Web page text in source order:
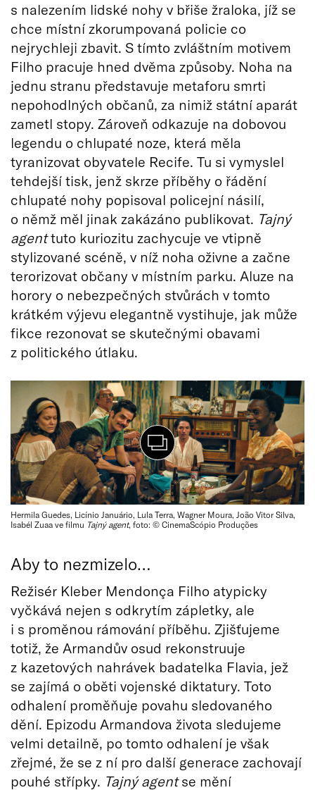
s nalezením lidské nohy v břiše žraloka, jíž se
chce místní zkorumpovaná policie co
nejrychleji zbavit. S tímto zvláštním motivem
Filho pracuje hned dvěma způsoby. Noha na
jednu stranu představuje metaforu smrti
nepohodlných občanů, za nimiž státní aparát
zametl stopy. Zároveň odkazuje na dobovou
legendu o chlupaté noze, která měla
tyranizovat obyvatele Recife. Tu si vymyslel
tehdejší tisk, jenž skrze příběhy o řádění
chlupaté nohy popisoval policejní násilí,
o němž měl jinak zakázáno publikovat. Tajný
agenttuto kuriozitu zachycuje ve vtipně
stylizované scéně, v níž noha oživne a začne
terorizovat občany v místním parku. Aluze na
horory o nebezpečných stvůrách v tomto
krátkém výjevu elegantně vystihuje, jak může
fikce rezonovat se skutečnými obavami
z politického útlaku.
Hermila Guedes, Licínio Januário, Lula Terra, Wagner Moura, João Vitor Silva,
Isabél Zuaa ve filmu Tajný agent, foto: © CinemaScópio Produções
Aby to nezmizelo…
Režisér Kleber Mendonça Filho atypicky
vyčkává nejen s odkrytím zápletky, ale
i s proměnou rámování příběhu. Zjišťujeme
totiž, že Armandův osud rekonstruuje
z kazetových nahrávek badatelka Flavia, jež
se zajímá o oběti vojenské diktatury. Toto
odhalení proměňuje povahu sledovaného
dění. Epizodu Armandova života sledujeme
velmi detailně, po tomto odhalení je však
zřejmé, že se z ní pro další generace zachovají
pouhé střípky. Tajný agentse mění